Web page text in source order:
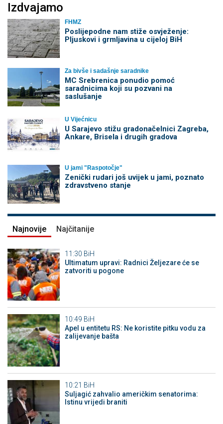
Izdvajamo
FHMZ
Poslijepodne nam stiže osvježenje:
Pljuskovi i grmljavina u cijeloj BiH
Za bivše i sadašnje saradnike
MC Srebrenica ponudio pomoć
saradnicima koji su pozvani na
saslušanje
U Vijećnicu
U Sarajevo stižu gradonačelnici Zagreba,
Ankare, Brisela i drugih gradova
U jami "Raspotočje"
Zenički rudari još uvijek u jami, poznato
zdravstveno stanje
Najnovije Najčitanije
11:30 BiH
Ultimatum upravi: Radnici Željezare će se
zatvoriti u pogone
10:49 BiH
Apel u entitetu RS: Ne koristite pitku vodu za
zalijevanje bašta
10:21 BiH
Suljagić zahvalio američkim senatorima:
Istinu vrijedi braniti